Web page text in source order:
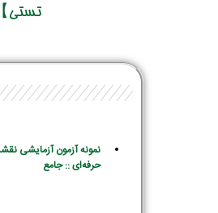
تستی】
نم
حرفه‌ای :: جامع